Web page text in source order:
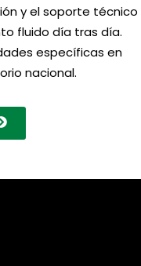
y el soporte técnico
fluido día tras día.
específicas en
nacional.